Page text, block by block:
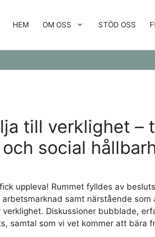
HEM OM OSS STÖD OSS
till verklighet –
social
uppleva! Rummet fylldes av
samt närstående som
Diskussioner bubblade,
samtal som vi vet kommer att bära